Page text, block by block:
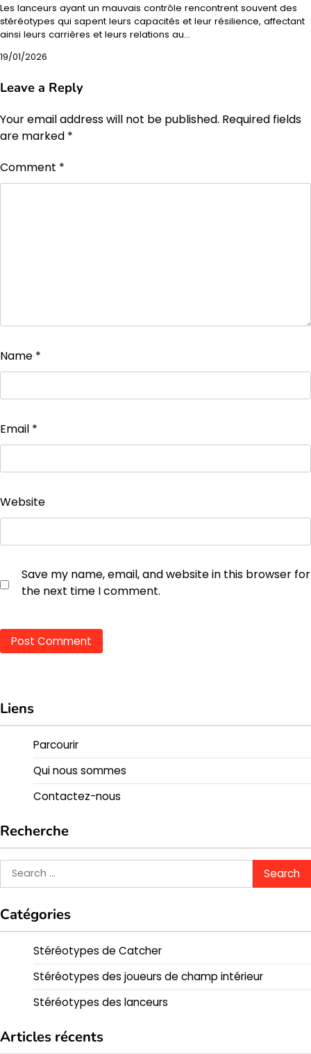
Les lanceurs ayant un mauvais contrôle rencontrent souvent des
stéréotypes qui sapent leurs capacités et leur résilience, affectant
ainsi leurs carrières et leurs relations au…
19/01/2026
Leave a Reply
Your email address will not be published. Required fields
are marked *
Comment *
Name *
Email *
Website
Save my name, email, and website in this browser for
the next time I comment.
Liens
Parcourir
Qui nous sommes
Contactez-nous
Recherche
Search
for:
Catégories
Stéréotypes de Catcher
Stéréotypes des joueurs de champ intérieur
Stéréotypes des lanceurs
Articles récents